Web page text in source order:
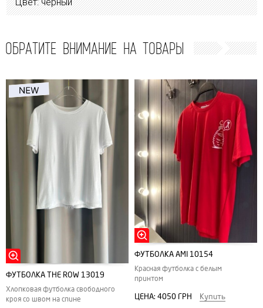
ОБРАТИТЕ ВНИМАНИЕ НА ТОВАРЫ
ФУТБОЛКА THE ROW 13019
Хлопковая футболка свободного
кроя со швом на спине
ФУТБОЛКА АMI 10154
Красная футболка с белым
принтом
ЦЕНА: 4050 ГРН Купить